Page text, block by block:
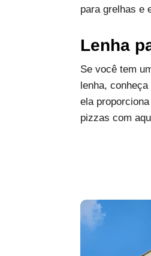
para grelhas e
Lenha
Se você tem
lenha, conheça
ela
pizzas com